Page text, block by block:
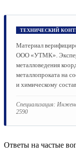
ТЕХНИЧЕСКИЙ
Материал
ООО «УТМК».
металловедения
металлопроката на
и химическому
Специализация:
2590
Ответы на частые